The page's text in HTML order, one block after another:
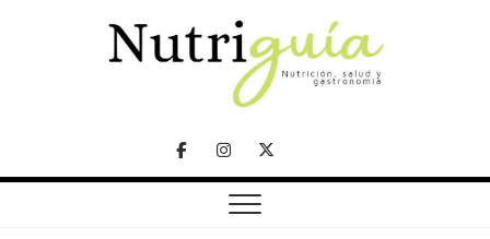
FacebookInstagram
Twitter
Telegram
Nutriguía (Desde
2002)